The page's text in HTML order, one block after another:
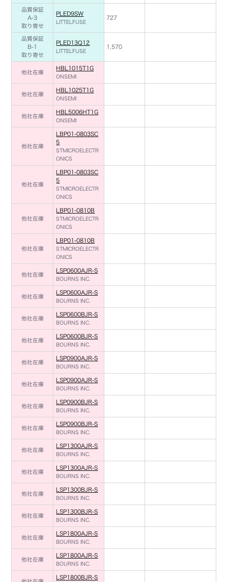
品質保証
A-3
取り寄せ
PLED9SW
LITTELFUSE
727
品質保証
B-1
取り寄せ
PLED13Q12
LITTELFUSE
1,570
他社在庫
HBL1015T1G
ONSEMI
他社在庫
HBL1025T1G
ONSEMI
他社在庫
HBL5006HT1G
ONSEMI
他社在庫
LBP01-0803SC
5
STMICROELECTR
ONICS
他社在庫
LBP01-0803SC
5
STMICROELECTR
ONICS
他社在庫
LBP01-0810B
STMICROELECTR
ONICS
他社在庫
LBP01-0810B
STMICROELECTR
ONICS
他社在庫
LSP0600AJR-S
BOURNS INC.
他社在庫
LSP0600AJR-S
BOURNS INC.
他社在庫
LSP0600BJR-S
BOURNS INC.
他社在庫
LSP0600BJR-S
BOURNS INC.
他社在庫
LSP0900AJR-S
BOURNS INC.
他社在庫
LSP0900AJR-S
BOURNS INC.
他社在庫
LSP0900BJR-S
BOURNS INC.
他社在庫
LSP0900BJR-S
BOURNS INC.
他社在庫
LSP1300AJR-S
BOURNS INC.
他社在庫
LSP1300AJR-S
BOURNS INC.
他社在庫
LSP1300BJR-S
BOURNS INC.
他社在庫
LSP1300BJR-S
BOURNS INC.
他社在庫
LSP1800AJR-S
BOURNS INC.
他社在庫
LSP1800AJR-S
BOURNS INC.
LSP1800BJR-S